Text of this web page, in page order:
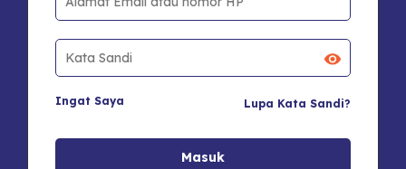
Ingat Saya Lupa Kata Sandi?